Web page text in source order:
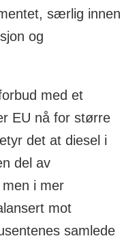
særlig innen
og
med et
EU nå for større
det at diesel i
del av
i mer
mot
samlede